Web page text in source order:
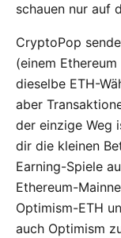
schauen nur auf
CryptoPop
(einem
dieselbe ETH-
aber
der einzige Weg
dir die kleinen
Earning-Spiele
Ethereum-
Optimism-ETH
auch Optimism